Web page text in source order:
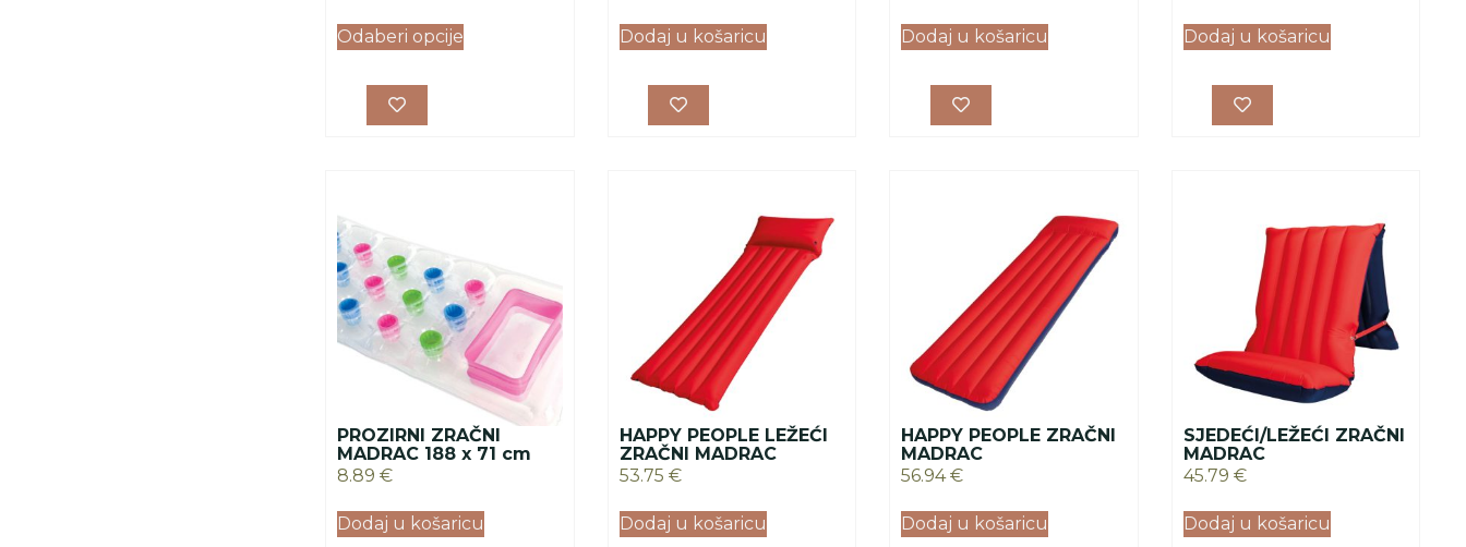
Odaberi opcije Dodaj u košaricu Dodaj u košaricu Dodaj u košaricu
PROZIRNI ZRAČNI
MADRAC 188 x 71 cm
8.89 €
Dodaj u košaricu
HAPPY PEOPLE LEŽEĆI
ZRAČNI MADRAC
53.75 €
Dodaj u košaricu
HAPPY PEOPLE ZRAČNI
MADRAC
56.94€
Dodaj u košaricu
SJEDEĆI/LEŽEĆI ZRAČNI
MADRAC
45.79 €
Dodaj u košaricu